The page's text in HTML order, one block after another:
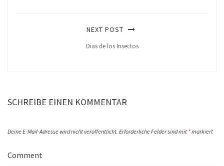
NEXT POST
Dias de los Insectos
SCHREIBE EINEN KOMMENTAR
Deine E-Mail-Adresse wird nicht veröffentlicht. Erforderliche Felder sind mit *markiert
Comment